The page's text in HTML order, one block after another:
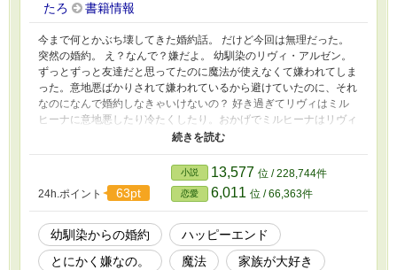
たろ 書籍情報
今まで何とかぶち壊してきた婚約話。 だけど今回は無理だった。
突然の婚約。 え？なんで？嫌だよ。 幼馴染のリヴィ・アルゼン。
ずっとずっと友達だと思ってたのに魔法が使えなくて嫌われてしま
った。意地悪ばかりされて嫌われているから避けていたのに、それ
なのになんで婚約しなきゃいけないの？ 好き過ぎてリヴィはミル
ヒーナに意地悪したり冷たくしたり。おかげでミルヒーナはリヴィ
が苦手になりとにかく逃げてしまう。 なのに気がつけば結婚させ
られて…… 意地悪なのか優しいのかわからないリヴィ。 戸惑いな
がらも少しずつリヴィと幸せな結婚生活を送ろうと頑張り始めたミ
ルヒーナ。 なのにマルシアというリヴィの元恋人が現れて……
「離縁したい」と思い始めリヴィから逃げようと頑張るミルヒー
ナ。 リヴィは、ミルヒーナを逃したくないのでなんとか関係を修
復しようとするのだけど…… ◆ 短編予定でしたがやはり長編にな
ってしまいそうです。 申し訳ありません。
24h.ポイント 63pt
小説 13,577 位 / 228,744件
恋愛 6,011 位 / 66,363件
幼馴染からの婚約
ハッピーエンド
とにかく嫌なの。
魔法
家族が大好き